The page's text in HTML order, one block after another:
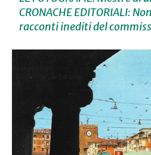
CRONACHE EDITORIALI:
racconti inediti del